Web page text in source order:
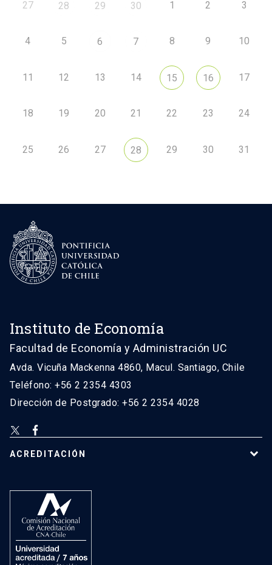
27 28 29 30 1 2 3
4 5 6 7 8 9 10
11 12 13 14 15 16 17
18 19 20 21 22 23 24
25 26 27 28 29 30 31
Instituto de Economía
Facultad de Economía y Administración UC
Avda. Vicuña Mackenna 4860, Macul. Santiago, Chile
Teléfono: +56 2 2354 4303
Dirección de Postgrado: +56 2 2354 4028
ACREDITACIÓN